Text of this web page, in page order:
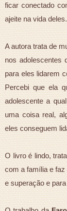
ficar conectado
ajeite na vida deles.
A autora trata de
nos adolescentes
para eles lidarem
Percebi que ela
adolescente a
uma coisa real,
eles conseguem
O livro é lindo,
com a família e faz
e superação e